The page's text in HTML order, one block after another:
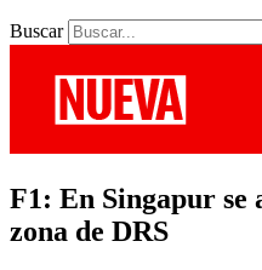
Buscar
F1: En Singapur se
zona de DRS